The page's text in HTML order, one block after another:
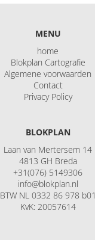
MENU
home
Blokplan Cartografie
Algemene voorwaarden
Contact
Privacy Policy
BLOKPLAN
Laan van Mertersem 14
4813 GH Breda
+31(076) 5149306
info@blokplan.nl
BTW NL 0332 86 978 b01
KvK: 20057614